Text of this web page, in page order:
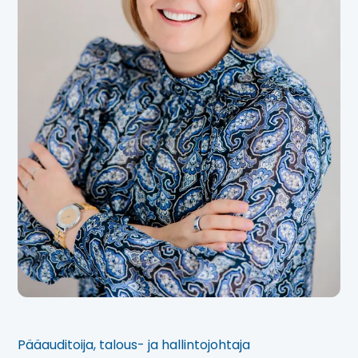
Pääauditoija, talous- ja hallintojohtaja